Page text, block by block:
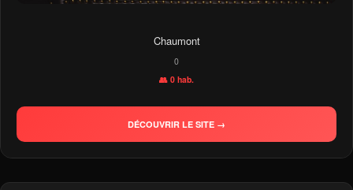
Chaumont
0
👥 0 hab.
DÉCOUVRIR LE SITE →